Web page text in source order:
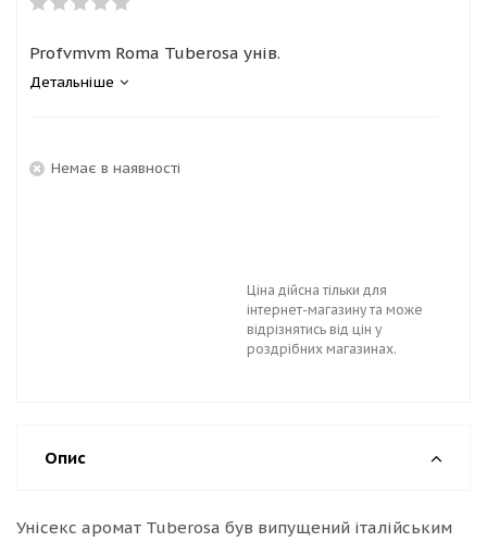
Profvmvm Roma Tuberosa унів.
Детальніше
Немає в наявності
Ціна дійсна тільки для
інтернет-магазину та може
відрізнятись від цін у
роздрібних магазинах.
Опис
Унісекс аромат Tuberosa був випущений італійським